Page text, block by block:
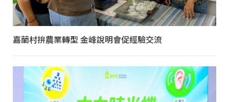
嘉蘭村拚農業轉型 金峰說明會促經驗交流